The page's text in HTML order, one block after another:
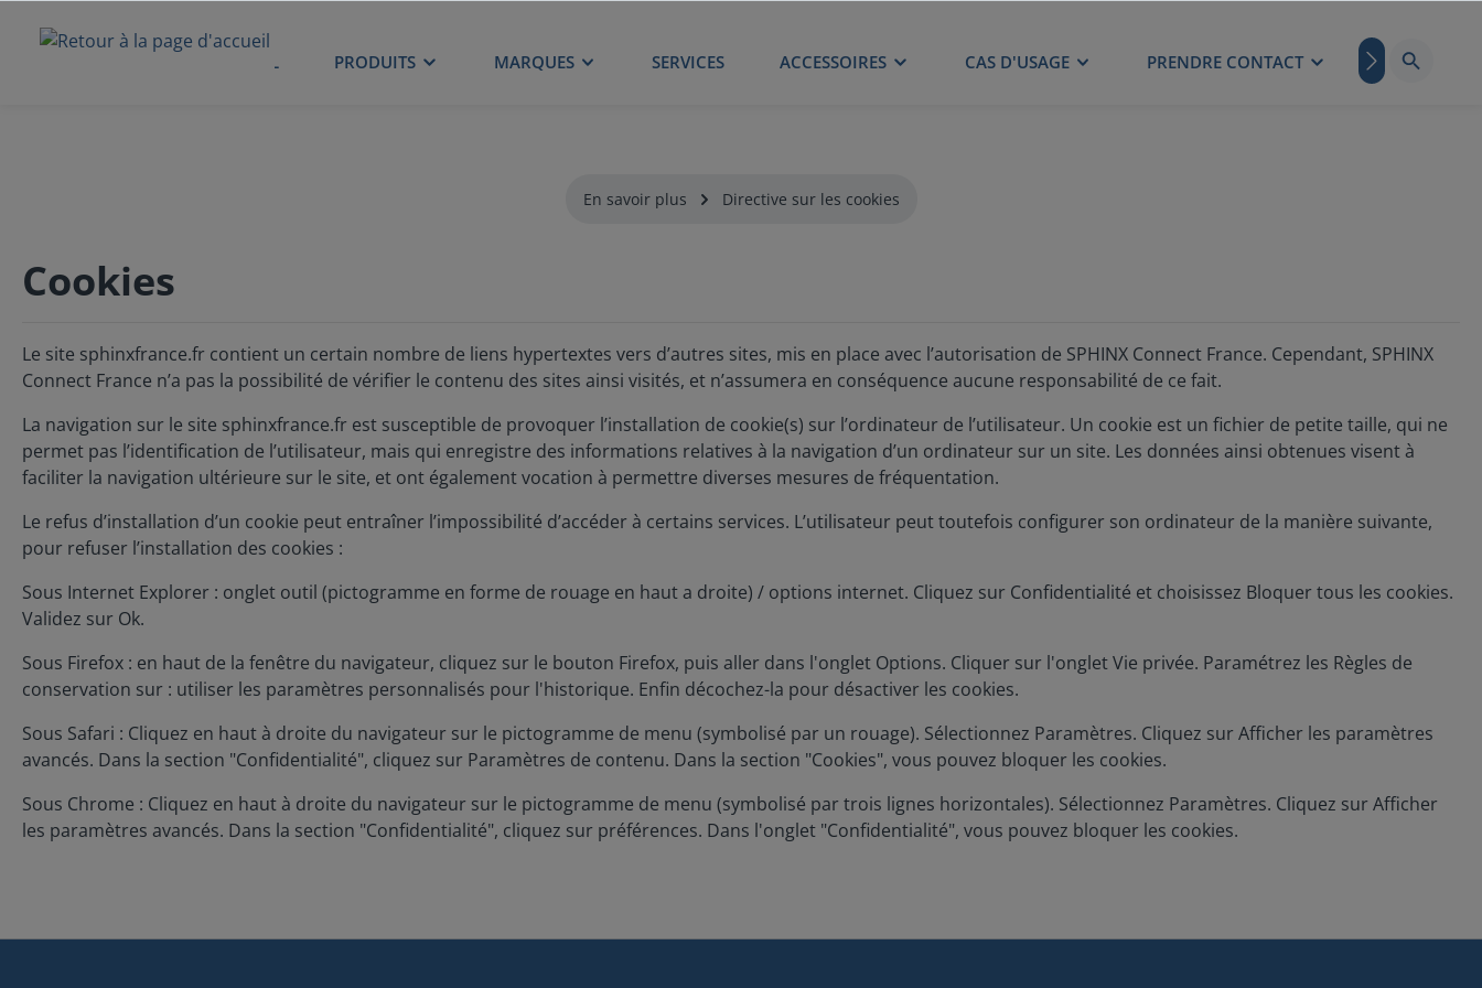
ACCUEIL PRODUITS MARQUES SERVICES ACCESSOIRES CAS D'USAGE PRENDRE CONTACT BLOG
En savoir plus Directive sur les cookies
Cookies
Le site sphinxfrance.fr contient un certain nombre de liens hypertextes vers d’autres sites, mis en place avec l’autorisation de SPHINX Connect France. Cependant, SPHINX
Connect France n’a pas la possibilité de vérifier le contenu des sites ainsi visités, et n’assumera en conséquence aucune responsabilité de ce fait.
La navigation sur le site sphinxfrance.fr est susceptible de provoquer l’installation de cookie(s) sur l’ordinateur de l’utilisateur. Un cookie est un fichier de petite taille, qui ne
permet pas l’identification de l’utilisateur, mais qui enregistre des informations relatives à la navigation d’un ordinateur sur un site. Les données ainsi obtenues visent à
faciliter la navigation ultérieure sur le site, et ont également vocation à permettre diverses mesures de fréquentation.
Le refus d’installation d’un cookie peut entraîner l’impossibilité d’accéder à certains services. L’utilisateur peut toutefois configurer son ordinateur de la manière suivante,
pour refuser l’installation des cookies :
Sous Internet Explorer : onglet outil (pictogramme en forme de rouage en haut a droite) / options internet. Cliquez sur Confidentialité et choisissez Bloquer tous les cookies.
Validez sur Ok.
Sous Firefox : en haut de la fenêtre du navigateur, cliquez sur le bouton Firefox, puis aller dans l'onglet Options. Cliquer sur l'onglet Vie privée. Paramétrez les Règles de
conservation sur : utiliser les paramètres personnalisés pour l'historique. Enfin décochez-la pour désactiver les cookies.
Sous Safari : Cliquez en haut à droite du navigateur sur le pictogramme de menu (symbolisé par un rouage). Sélectionnez Paramètres. Cliquez sur Afficher les paramètres
avancés. Dans la section "Confidentialité", cliquez sur Paramètres de contenu. Dans la section "Cookies", vous pouvez bloquer les cookies.
Sous Chrome : Cliquez en haut à droite du navigateur sur le pictogramme de menu (symbolisé par trois lignes horizontales). Sélectionnez Paramètres. Cliquez sur Afficher
les paramètres avancés. Dans la section "Confidentialité", cliquez sur préférences. Dans l'onglet "Confidentialité", vous pouvez bloquer les cookies.